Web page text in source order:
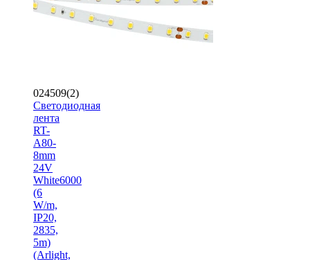
024509(2)
Светодиодная
лента
RT-
A80-
8mm
24V
White6000
(6
W/m,
IP20,
2835,
5m)
(Arlight,